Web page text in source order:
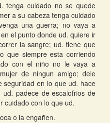
tenga cuidado no se quede
a su cabeza tenga cuidado
una guerra; no vaya a
el punto donde ud. quiere ir
la sangre; ud. tiene que
que siempre esta corriendo
con el niño no le vaya a
de ningun amigo; dele
seguridad en lo que ud. hace
padece de escalofrios de
cuidado con lo que ud.
o la engañen.